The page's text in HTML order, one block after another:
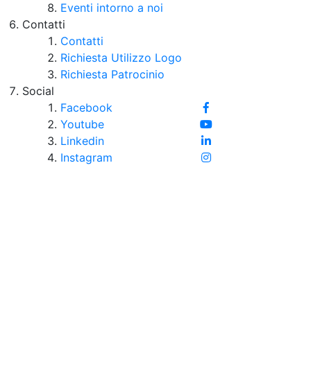
Eventi intorno a noi
Contatti
Contatti
Richiesta Utilizzo Logo
Richiesta Patrocinio
Social
Facebook
Youtube
Linkedin
Instagram